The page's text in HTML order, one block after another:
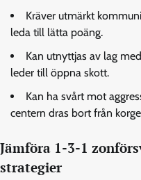
Kräver utmärkt
leda till lätta poäng.
Kan utnyttjas av lag
leder till öppna skott.
Kan ha svårt mot
centern dras bort från
Jämföra 1-3-1
strategier